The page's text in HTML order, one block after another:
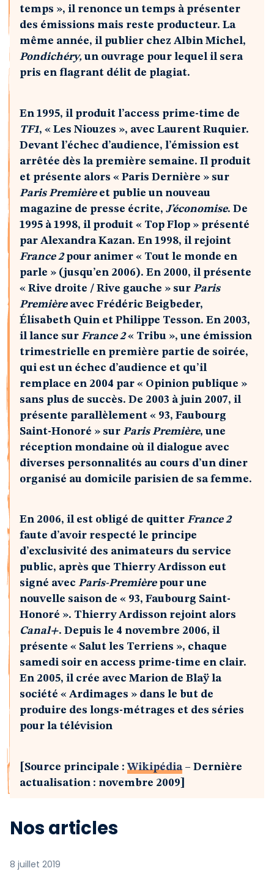
temps », il renonce un temps à présenter
des émissions mais reste producteur. La
même année, il publier chez Albin Michel,
Pondichéry,un ouvrage pour lequel il sera
pris en flagrant délit de plagiat.
En 1995, il produit l’access prime-time de
TF1, « Les Niouzes », avec Laurent Ruquier.
Devant l’échec d’audience, l’émission est
arrêtée dès la première semaine. Il produit
et présente alors « Paris Dernière » sur
Paris Premièreet publie un nouveau
magazine de presse écrite, J’économise. De
1995 à 1998, il produit « Top Flop » présenté
par Alexandra Kazan. En 1998, il rejoint
France 2pour animer « Tout le monde en
parle » (jusqu’en 2006). En 2000, il présente
« Rive droite / Rive gauche » sur Paris
Premièreavec Frédéric Beigbeder,
Élisabeth Quin et Philippe Tesson. En 2003,
il lance sur France 2« Tribu », une émission
trimestrielle en première partie de soirée,
qui est un échec d’audience et qu’il
remplace en 2004 par « Opinion publique »
sans plus de succès. De 2003 à juin 2007, il
présente parallèlement « 93, Faubourg
Saint-Honoré » sur Paris Première, une
réception mondaine où il dialogue avec
diverses personnalités au cours d’un diner
organisé au domicile parisien de sa femme.
En 2006, il est obligé de quitter France 2
faute d’avoir respecté le principe
d’exclusivité des animateurs du service
public, après que Thierry Ardisson eut
signé avec Paris-Premièrepour une
nouvelle saison de « 93, Faubourg Saint-
Honoré ». Thierry Ardisson rejoint alors
Canal+. Depuis le 4 novembre 2006, il
présente « Salut les Terriens », chaque
samedi soir en access prime-time en clair.
En 2005, il crée avec Marion de Blaÿ la
société « Ardimages » dans le but de
produire des longs-métrages et des séries
pour la télévision
[Source principale :Wikipédia– Dernière
actualisation : novembre 2009]
Nos articles
8 juillet 2019